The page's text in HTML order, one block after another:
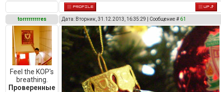
torrrrrrrrres Дата: Вторник, 31.12.2013, 16:35:29 | Сообщение # 61
Feel the KOP's
breathing.
Проверенные